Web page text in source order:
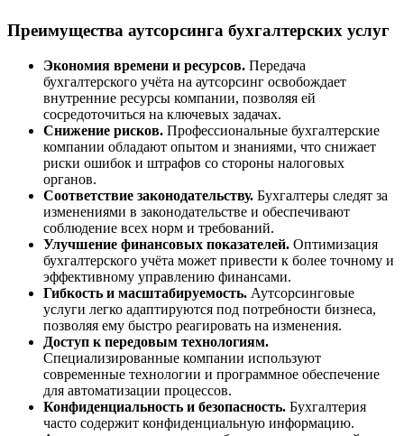
Преимущества аутсорсинга бухгалтерских услуг
Экономия времени и ресурсов. Передача
бухгалтерского учёта на аутсорсинг освобождает
внутренние ресурсы компании, позволяя ей
сосредоточиться на ключевых задачах.
Снижение рисков. Профессиональные бухгалтерские
компании обладают опытом и знаниями, что снижает
риски ошибок и штрафов со стороны налоговых
органов.
Соответствие законодательству. Бухгалтеры следят за
изменениями в законодательстве и обеспечивают
соблюдение всех норм и требований.
Улучшение финансовых показателей. Оптимизация
бухгалтерского учёта может привести к более точному и
эффективному управлению финансами.
Гибкость и масштабируемость. Аутсорсинговые
услуги легко адаптируются под потребности бизнеса,
позволяя ему быстро реагировать на изменения.
Доступ к передовым технологиям.
Специализированные компании используют
современные технологии и программное обеспечение
для автоматизации процессов.
Конфиденциальность и безопасность. Бухгалтерия
часто содержит конфиденциальную информацию.